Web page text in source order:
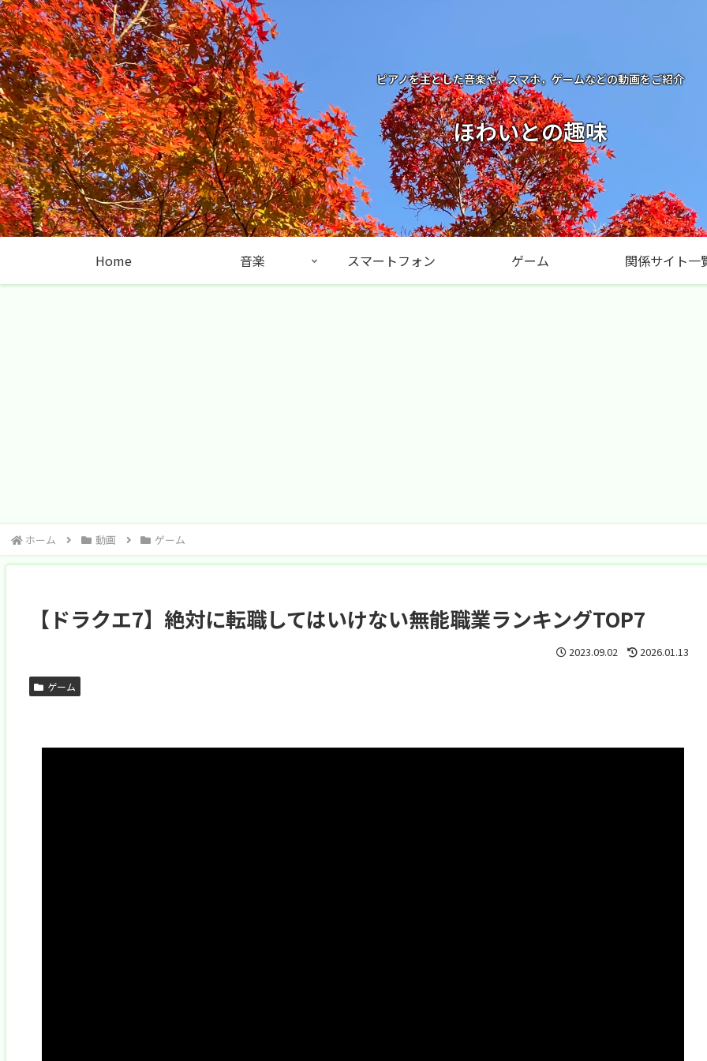
ピアノを主とした音楽や，スマホ，ゲームなどの動画をご紹介
ほわいとの趣味
Home 音楽 スマートフォン ゲーム 関係サイト一
ホーム 動画 ゲーム
【ドラクエ7】絶対に転職してはいけない無能職業ランキングTOP7
2023.09.02 2026.01.13
ゲーム